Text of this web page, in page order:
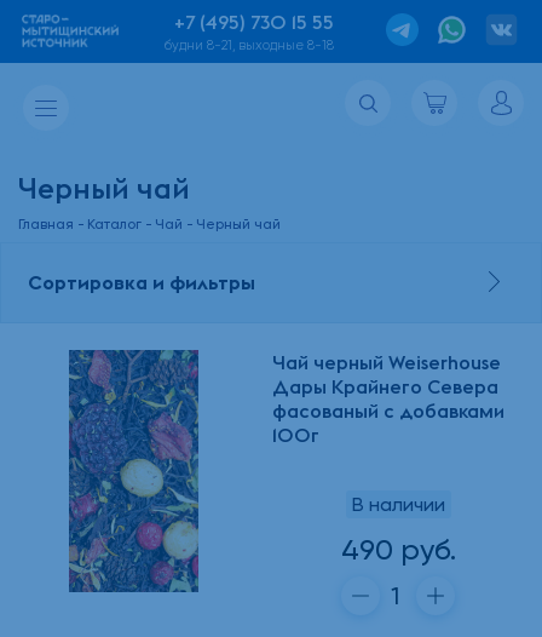
+7 (495) 730 15 55
будни 8-21, выходные 8-18
Черный чай
Главная Каталог Чай Черный чай
Сортировка и фильтры
Чай черный Weiserhouse
Дары Крайнего Севера
фасованый с добавками
100г
В наличии
490 руб.